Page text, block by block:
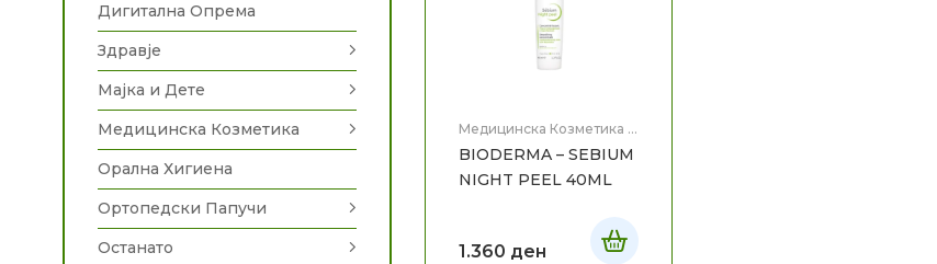
Медицинска Козметика ,
BIODERMA – SEBIUM
NIGHT PEEL 40ML
1.360 ден
Дигитална Опрема
Здравје
Мајка и Дете
Медицинска Козметика
Орална Хигиена
Ортопедски Папучи
Останато